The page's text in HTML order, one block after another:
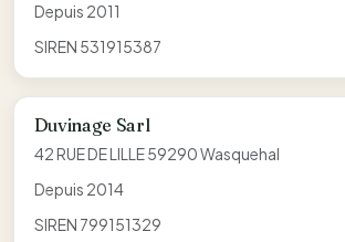
Depuis 2011
SIREN 531915387
Duvinage Sarl
42 RUE DE LILLE 59290 Wasquehal
Depuis 2014
SIREN 799151329